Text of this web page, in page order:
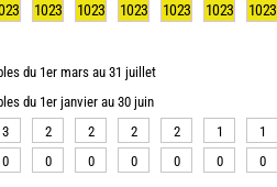
1023 1023 1023 1023 1023 1023
du 1er mars au 31 juillet
du 1er janvier au 30 juin
3 2 2 2 2 1 1
0 0 0 0 0 0 0